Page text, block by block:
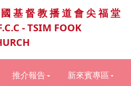
基 督 教 播 道 會 尖 福 堂
- TSIM FOOK
推介報告 新來賓專區